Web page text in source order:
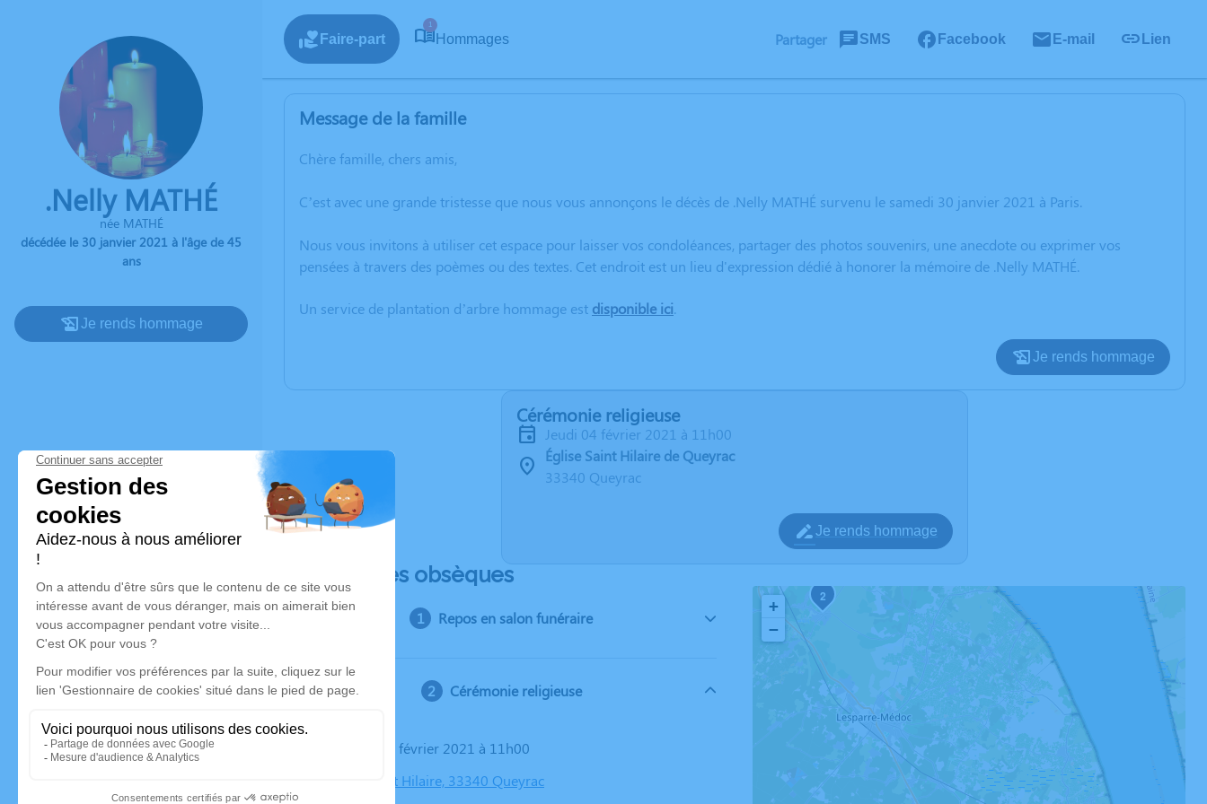
.Nelly MATHÉ
née MATHÉ
décédée le 30 janvier 2021 à l'âge de 45
ans
Je rends hommage
Faire-part
1
Hommages Partager SMS Facebook E-mail Lien
Message de la famille
Chère famille, chers amis,
C’est avec une grande tristesse que nous vous annonçons le décès de .Nelly MATHÉ survenu le samedi 30 janvier 2021 à Paris.
Nous vous invitons à utiliser cet espace pour laisser vos condoléances, partager des photos souvenirs, une anecdote ou exprimer vos
pensées à travers des poèmes ou des textes. Cet endroit est un lieu d'expression dédié à honorer la mémoire de .Nelly MATHÉ.
Un service de plantation d’arbre hommage est disponible ici.
Je rends hommage
Cérémonie religieuse
jeudi 04 février 2021 à 11h00
Église Saint Hilaire de Queyrac
33340 Queyrac
Je rends hommage
Déroulé des obsèques
Repos en salon funéraire
Cérémonie religieuse
Le jeudi 04 février 2021 à 11h00
Église Saint Hilaire, 33340 Queyrac
2
+
−